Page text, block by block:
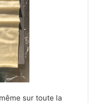
sur toute la